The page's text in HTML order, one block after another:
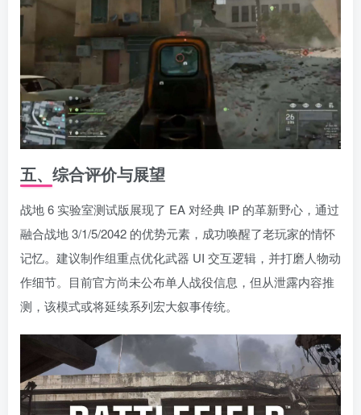
五、综合评价与展望
战地 6 实验室测试版展现了 EA 对经典 IP 的革新野心，通过
融合战地 3/1/5/2042 的优势元素，成功唤醒了老玩家的情怀
记忆。建议制作组重点优化武器 UI 交互逻辑，并打磨人物动
作细节。目前官方尚未公布单人战役信息，但从泄露内容推
测，该模式或将延续系列宏大叙事传统。